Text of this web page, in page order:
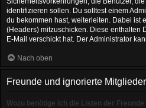
identifizieren sollen. Du solltest einem
du bekommen hast, weiterleiten. Dabei ist
(Headers) mitzuschicken. Diese enthalten
E-Mail verschickt hat. Der Administrator
Nach oben
Freunde und ignorierte Mitglieder
Wozu benötige ich die Listen der